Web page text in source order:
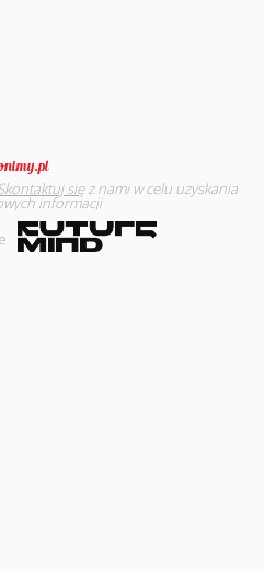
sięz nami w celu uzyskania
informacji